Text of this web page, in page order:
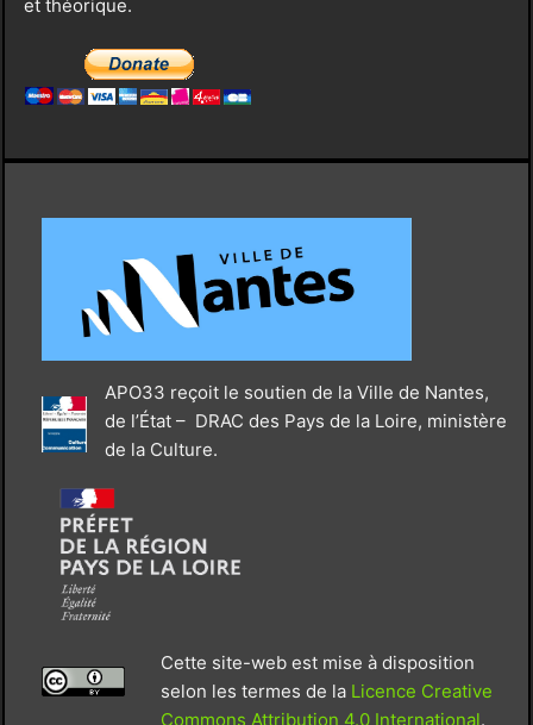
et théorique.
APO33 reçoit le soutien de la Ville de Nantes,
de l’État – DRAC des Pays de la Loire, ministère
de la Culture.
Cette site-web est mise à disposition
selon les termes de la Licence Creative
Commons Attribution 4.0 International.